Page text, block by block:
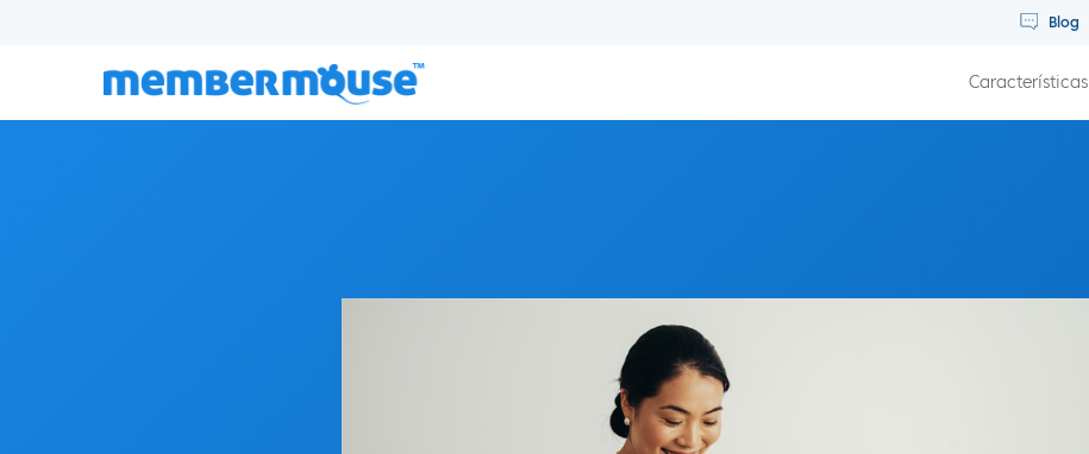
Blog
Características